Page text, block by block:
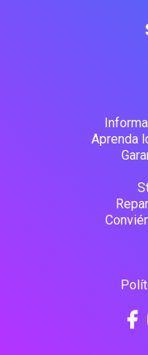
Aprenda